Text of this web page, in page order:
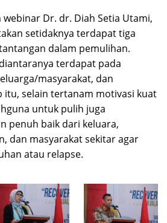
Dr. dr. Diah Setia Utami,
setidaknya terdapat tiga
dalam pemulihan.
terdapat pada
masyarakat, dan
itu, selain tertanam motivasi kuat
untuk pulih juga
penuh baik dari keluara,
dan masyarakat sekitar agar
atau relapse.